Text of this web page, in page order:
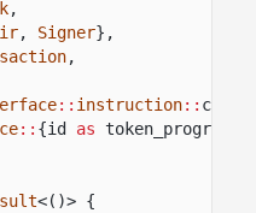
,
, Signer},
,
:: instruction::
:: {id as
<()> {